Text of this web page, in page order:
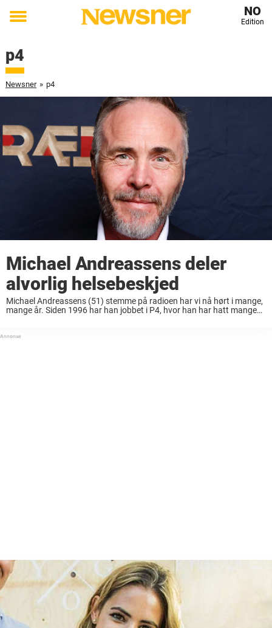
Toggle
NO
Edition
p4
Newsner » p4
Michael Andreassens deler
alvorlig helsebeskjed
Michael Andreassens (51) stemme på radioen har vi nå hørt i mange,
mange år. Siden 1996 har han jobbet i P4, hvor han har hatt mange